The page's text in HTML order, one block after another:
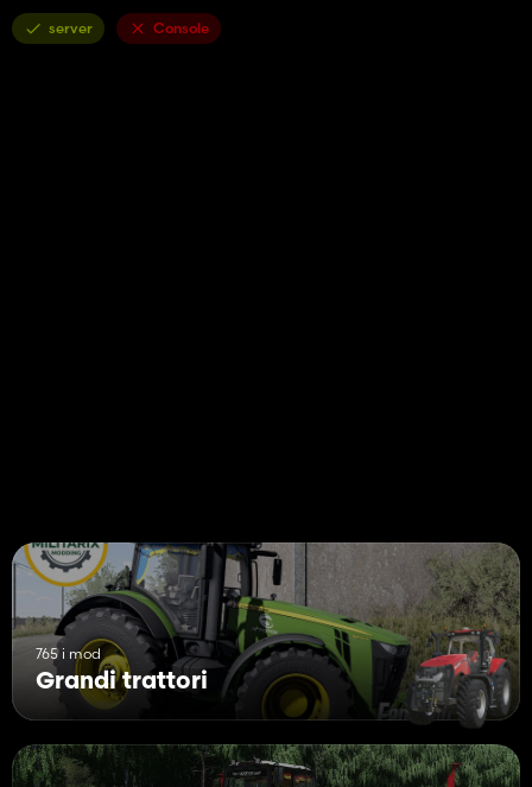
degli indicatori di direzione, chiave di accensione;
- Apparecchi di illuminazione di lavoro;
server Console
765 i mod
Grandi trattori